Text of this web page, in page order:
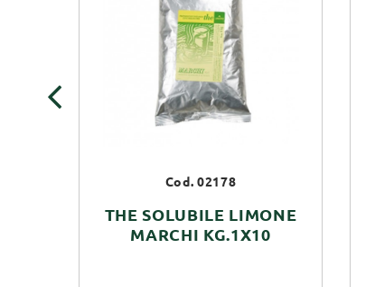
Cod. 02178
THE SOLUBILE LIMONE
MARCHI KG.1X10